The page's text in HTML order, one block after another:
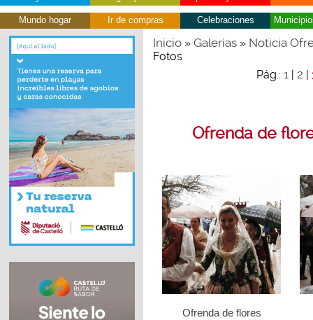
Mundo hogar Ir de compras Celebraciones
Inicio» Galerías» Noticia
Fotos
Pág.: 1 | 2 |
Ofrenda de
Ofrenda de flores